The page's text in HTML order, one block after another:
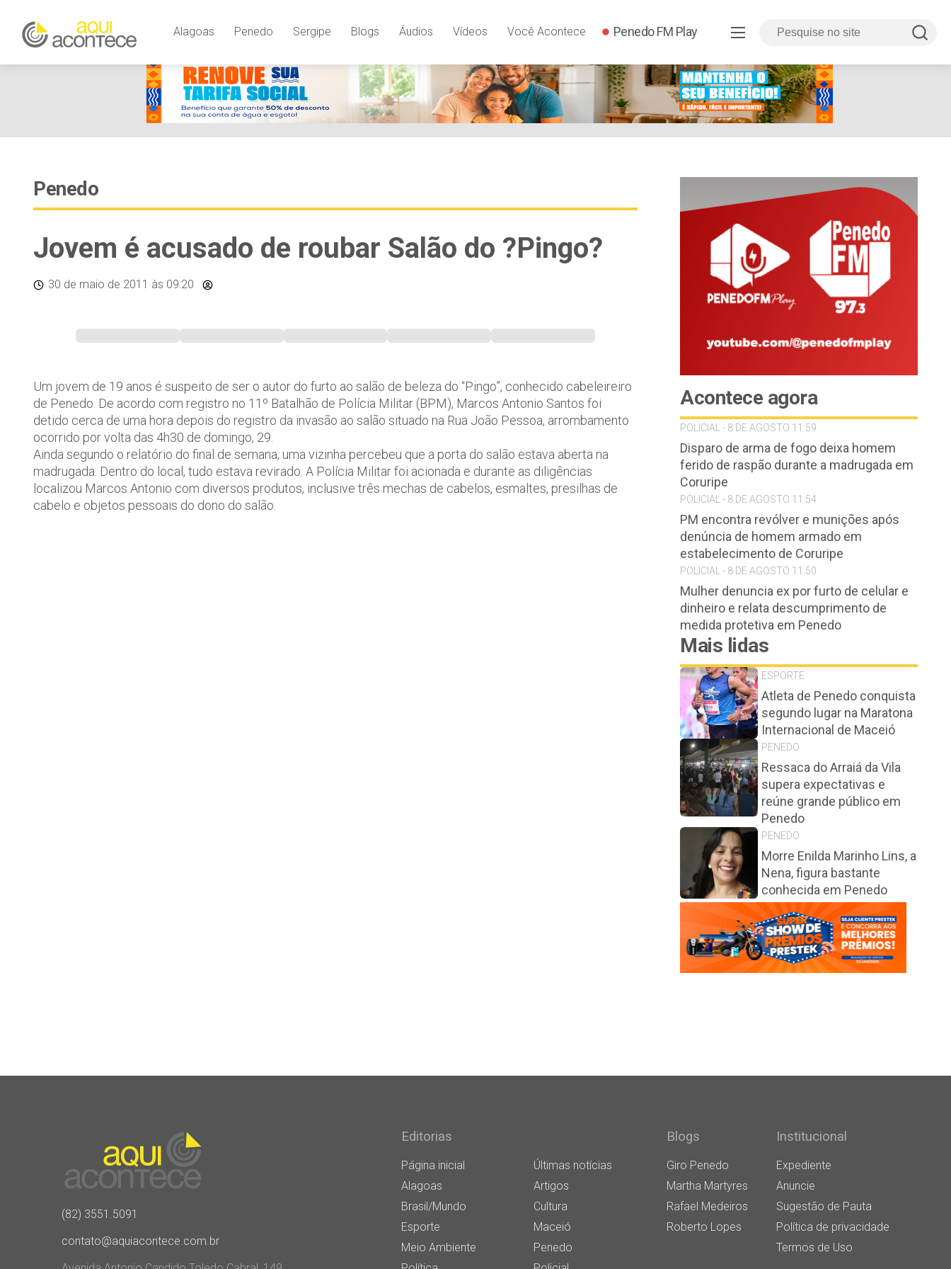
Alagoas Penedo Sergipe Blogs Áudios Vídeos Você Acontece Penedo FM Play
Penedo
Jovem é acusado de roubar Salão do ?Pingo?
30 de maio de 2011 às 09:20
Um jovem de 19 anos é suspeito de ser o autor do furto ao salão de beleza do “Pingo”, conhecido cabeleireiro
de Penedo. De acordo com registro no 11º Batalhão de Polícia Militar (BPM), Marcos Antonio Santos foi
detido cerca de uma hora depois do registro da invasão ao salão situado na Rua João Pessoa, arrombamento
ocorrido por volta das 4h30 de domingo, 29.
Ainda segundo o relatório do final de semana, uma vizinha percebeu que a porta do salão estava aberta na
madrugada. Dentro do local, tudo estava revirado. A Polícia Militar foi acionada e durante as diligências
localizou Marcos Antonio com diversos produtos, inclusive três mechas de cabelos, esmaltes, presilhas de
cabelo e objetos pessoais do dono do salão.
Acontece agora
POLICIAL - 8 DE AGOSTO 11:59
Disparo de arma de fogo deixa homem
ferido de raspão durante a madrugada em
Coruripe
POLICIAL - 8 DE AGOSTO 11:54
PM encontra revólver e munições após
denúncia de homem armado em
estabelecimento de Coruripe
POLICIAL - 8 DE AGOSTO 11:50
Mulher denuncia ex por furto de celular e
dinheiro e relata descumprimento de
medida protetiva em Penedo
Mais lidas
ESPORTE
Atleta de Penedo conquista
segundo lugar na Maratona
Internacional de Maceió
PENEDO
Ressaca do Arraiá da Vila
supera expectativas e
reúne grande público em
Penedo
PENEDO
Morre Enilda Marinho Lins, a
Nena, figura bastante
conhecida em Penedo
(82) 3551.5091
contato@aquiacontece.com.br
Editorias
Página inicial
Últimas notícias
Alagoas
Artigos
Brasil/Mundo
Cultura
Esporte
Maceió
Meio Ambiente
Penedo
Blogs
Giro Penedo
Martha Martyres
Rafael Medeiros
Roberto Lopes
Institucional
Expediente
Anuncie
Sugestão de Pauta
Política de privacidade
Termos de Uso